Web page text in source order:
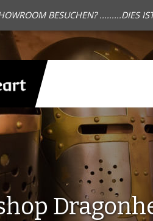
BESUCHEN? .........DIES